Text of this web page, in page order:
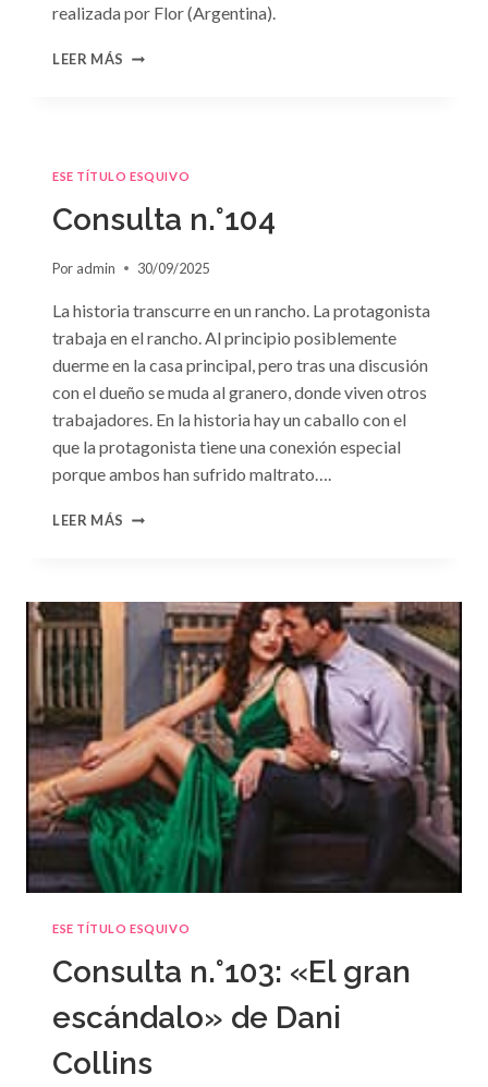
realizada por Flor (Argentina).
LEER MÁS CONSULTA
ESE TÍTULO ESQUIVO
Consulta n.°104
Por admin 30/09/2025
La historia transcurre en un rancho. La protagonista
trabaja en el rancho. Al principio posiblemente
duerme en la casa principal, pero tras una discusión
con el dueño se muda al granero, donde viven otros
trabajadores. En la historia hay un caballo con el
que la protagonista tiene una conexión especial
porque ambos han sufrido maltrato….
LEER MÁS CONSULTA
ESE TÍTULO ESQUIVO
Consulta n.°103: «El gran
escándalo» de Dani
Collins